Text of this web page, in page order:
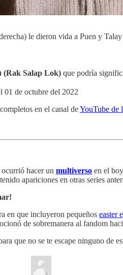
le dieron vida a Puen y
Salap Lok) que podría
01 de octubre del 2022
en el canal deYouTube
ocurrió hacer un multiverso en el
apariciones en otras series
en que incluyeron pequeños easter
de sobremanera al fandom
que no se te escape ninguno de